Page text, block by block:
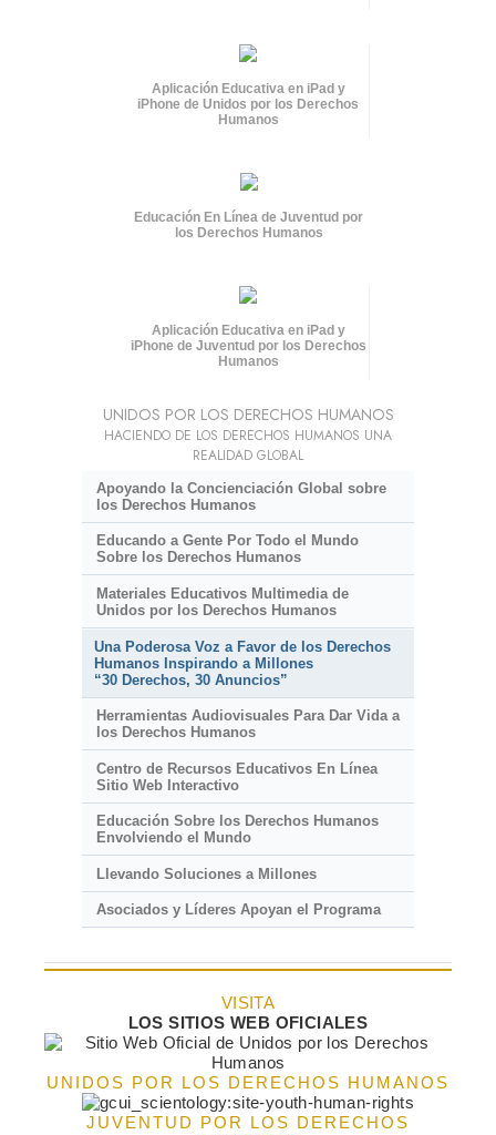
Aplicación Educativa en iPad y
iPhone de Unidos por los Derechos
Humanos
Educación En Línea de Juventud por
los Derechos Humanos
Aplicación Educativa en iPad y
iPhone de Juventud por los Derechos
Humanos
UNIDOS POR LOS DERECHOS HUMANOS
HACIENDO DE LOS DERECHOS HUMANOS UNA
REALIDAD GLOBAL
Apoyando la Concienciación Global sobre
los Derechos Humanos
Educando a Gente Por Todo el Mundo
Sobre los Derechos Humanos
Materiales Educativos Multimedia de
Unidos por los Derechos Humanos
Una Poderosa Voz a Favor de los Derechos
Humanos Inspirando a Millones
“30 Derechos, 30 Anuncios”
Herramientas Audiovisuales Para Dar Vida a
los Derechos Humanos
Centro de Recursos Educativos En Línea
Sitio Web Interactivo
Educación Sobre los Derechos Humanos
Envolviendo el Mundo
Llevando Soluciones a Millones
Asociados y Líderes Apoyan el Programa
VISITA
LOS SITIOS WEB OFICIALES
UNIDOS POR LOS DERECHOS HUMANOS
JUVENTUD POR LOS DERECHOS